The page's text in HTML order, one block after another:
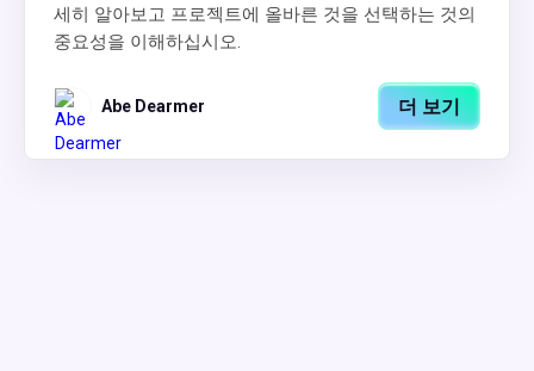
세히 알아보고 프로젝트에 올바른 것을 선택하는 것의
중요성을 이해하십시오.
Abe Dearmer 더 보기